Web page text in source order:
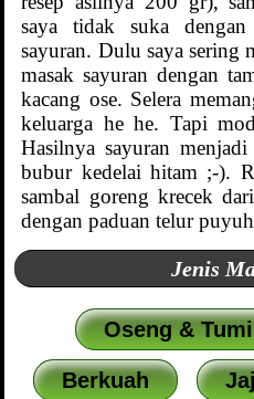
saya tidak suka dengan
sayuran. Dulu saya sering
masak sayuran dengan
kacang ose. Selera
keluarga he he. Tapi
Hasilnya sayuran
bubur kedelai hitam ;-).
sambal goreng krecek
dengan paduan telur
Jenis
Oseng &
Berkuah